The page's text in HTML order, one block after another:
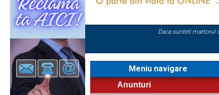
Daca sunteti martorul
Meniu navigare
Anunturi